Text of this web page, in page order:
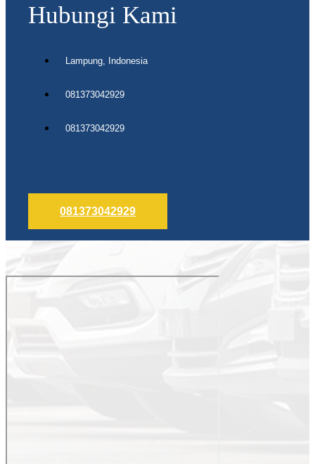
Hubungi Kami
Lampung, Indonesia
081373042929
081373042929
081373042929